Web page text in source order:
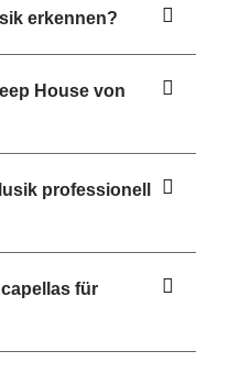
erkennen?
House von
professionell
für